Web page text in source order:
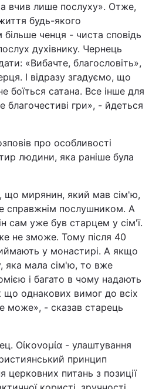
Лайт
Інциденти
Туризм
Погода
Статті
Вакансії
Фотобанк
Пресцентр
вчив лише послуху». Отже,
будь-якого
ченця - чиста сповідь
духівнику. Чернець
«Вибачте, благословіть»,
І відразу згадуємо, що
боїться сатана. Все інше для
благочестиві гри», - йдеться
про особливості
людини, яка раніше була
що мирянин, який мав сім'ю,
справжнім послушником. А
сам уже був старцем у сім'ї.
не зможе. Тому після 40
у монастирі. А якщо
яка мала сім'ю, то вже
і багато в чому надають
що однакових вимог до всіх
може», - сказав старець
Οἰκονομία - улаштування
принцип
церковних питань з позиції